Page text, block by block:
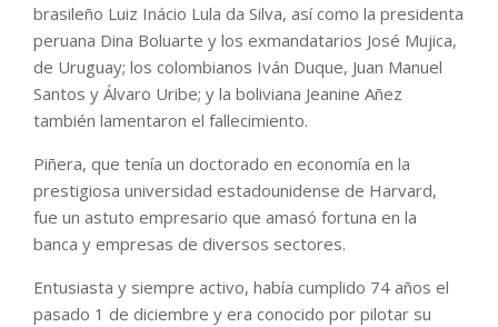
brasileño Luiz Inácio Lula da Silva, así como la presidenta
peruana Dina Boluarte y los exmandatarios José Mujica,
de Uruguay; los colombianos Iván Duque, Juan Manuel
Santos y Álvaro Uribe; y la boliviana Jeanine Añez
también lamentaron el fallecimiento.
Piñera, que tenía un doctorado en economía en la
prestigiosa universidad estadounidense de Harvard,
fue un astuto empresario que amasó fortuna en la
banca y empresas de diversos sectores.
Entusiasta y siempre activo, había cumplido 74 años el
pasado 1 de diciembre y era conocido por pilotar su